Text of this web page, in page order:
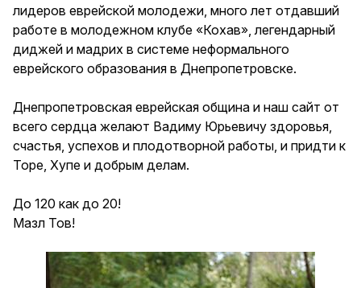
лидеров еврейской молодежи, много лет отдавший
работе в молодежном клубе «Кохав», легендарный
диджей и мадрих в системе неформального
еврейского образования в Днепропетровске.
Днепропетровская еврейская община и наш сайт от
всего сердца желают Вадиму Юрьевичу здоровья,
счастья, успехов и плодотворной работы, и придти к
Торе, Хупе и добрым делам.
До 120 как до 20!
Мазл Тов!